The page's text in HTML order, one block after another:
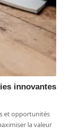
innovantes
et opportunités
la valeur